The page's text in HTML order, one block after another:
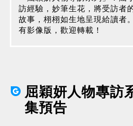
訪經驗，妙筆生花，將受訪者
故事，栩栩如生地呈現給讀者
有影像版，歡迎轉載！
屈穎妍人物專訪
集預告